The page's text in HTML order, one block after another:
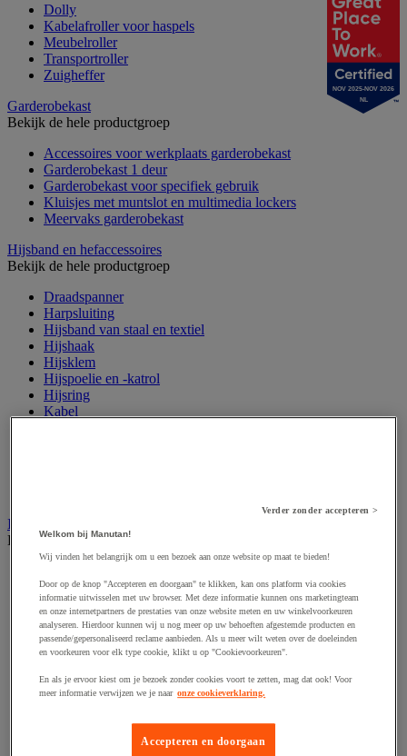
Dolly
Kabelafroller voor haspels
Meubelroller
Transportroller
Zuigheffer
Garderobekast
Bekijk de hele productgroep
Accessoires voor werkplaats garderobekast
Garderobekast 1 deur
Garderobekast voor specifiek gebruik
Kluisjes met muntslot en multimedia lockers
Meervaks garderobekast
Hijsband en hefaccessoires
Bekijk de hele productgroep
Draadspanner
Harpsluiting
Hijsband van staal en textiel
Hijshaak
Hijsklem
Hijspoelie en -katrol
Hijsring
Kabel
Industriële en magazijnstellingen
Bekijk de hele productgroep
Draagarmstelling voor lange lasten
Entresol voor magazijn
Lichte stelling
Middelzware stelling
Palletstelling
Stelling voor detail- en groothandel
Stellingen voor de automobielindustrie
NOV 2025-NOV 2026
NL
Verder zonder accepteren >
Welkom bij Manutan!
Wij vinden het belangrijk om u een bezoek aan onze website op maat te bieden!
Door op de knop "Accepteren en doorgaan" te klikken, kan ons platform via cookies
informatie uitwisselen met uw browser. Met deze informatie kunnen ons marketingteam
en onze internetpartners de prestaties van onze website meten en uw winkelvoorkeuren
analyseren. Hierdoor kunnen wij u nog meer op uw behoeften afgestemde producten en
passende/gepersonaliseerd reclame aanbieden. Als u meer wilt weten over de doeleinden
en voorkeuren voor elk type cookie, klikt u op "Cookievoorkeuren".
En als je ervoor kiest om je bezoek zonder cookies voort te zetten, mag dat ook! Voor
meer informatie verwijzen we je naar onze cookieverklaring.
Accepteren en doorgaan